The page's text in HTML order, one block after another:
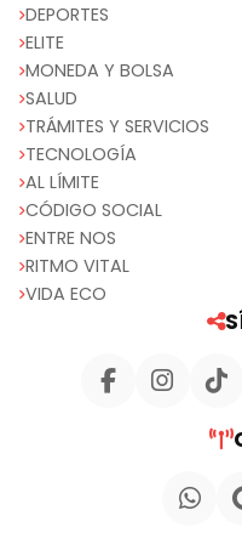
DEPORTES
ELITE
MONEDA Y BOLSA
SALUD
TRÁMITES Y SERVICIOS
TECNOLOGÍA
AL LÍMITE
CÓDIGO SOCIAL
ENTRE NOS
RITMO VITAL
VIDA ECO